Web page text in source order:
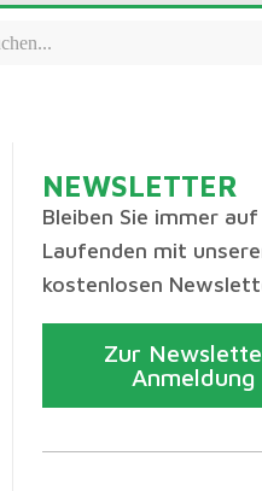
NEWSLETTER
Bleiben Sie immer
Laufenden mit
kostenlosen
Zur
Anmeldung